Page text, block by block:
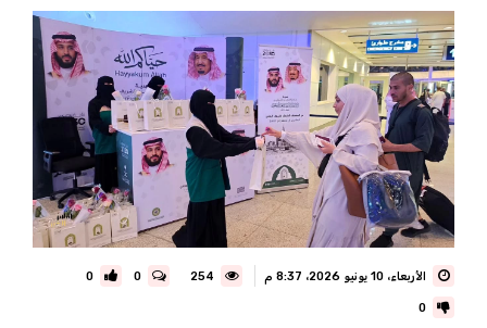
الأربعاء، 10 يونيو 2026، 8:37 م 0
0
0